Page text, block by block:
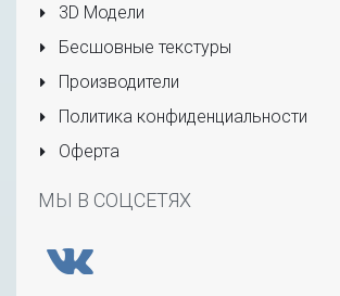
3D Модели
Бесшовные текстуры
Производители
Политика конфиденциальности
Оферта
МЫ В СОЦСЕТЯХ